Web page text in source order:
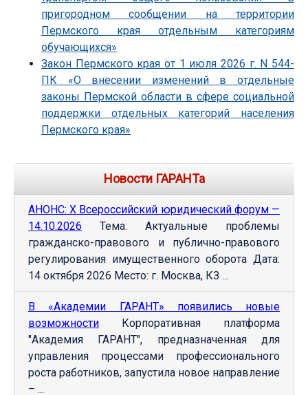
пригородном сообщении на территории
Пермского края отдельным категориям
обучающихся»
Закон Пермского края от 1 июля 2026 г. N 544-
ПК «О внесении изменений в отдельные
законы Пермской области в сфере социальной
поддержки отдельных категорий населения
Пермского края»
Новости ГАРАНТа
АНОНС: Х Всероссийский юридический форум —
14.10.2026 Тема: Актуальные проблемы
гражданско-правового и публично-правового
регулирования имущественного оборота Дата:
14 октября 2026 Место: г. Москва, КЗ ...
В «Академии ГАРАНТ» появились новые
возможности Корпоративная платформа
"Академия ГАРАНТ", предназначенная для
управления процессами профессионального
роста работников, запустила новое направление
– ...